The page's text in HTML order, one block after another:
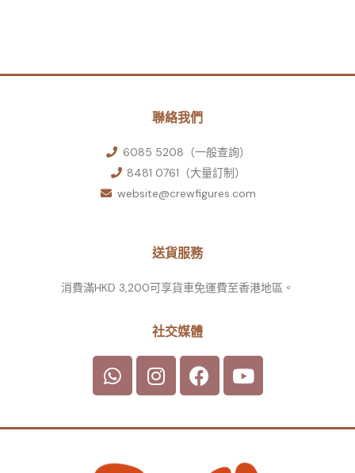
聯絡我們
6085 5208（一般查詢）
8481 0761（大量訂制）
website@crewfigures.com
送貨服務
消費滿HKD 3,200可享貨車免運費至香港地區。
社交媒體